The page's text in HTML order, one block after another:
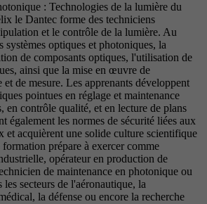
: Technologies de la lumière du
le Dantec forme des techniciens
et le contrôle de la lumière. Au
systèmes optiques et photoniques, la
de composants optiques, l'utilisation de
ainsi que la mise en œuvre de
de mesure. Les apprenants développent
pointues en réglage et maintenance
en contrôle qualité, et en lecture de plans
également les normes de sécurité liées aux
et acquièrent une solide culture scientifique
prépare à exercer comme
opérateur en production de
de maintenance en photonique ou
les secteurs de l'aéronautique, la
la défense ou encore la recherche